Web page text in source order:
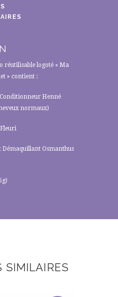
réutilisable logoté « Ma
» contient :
Henné
normaux)
Démaquillant Osmanthus
SIMILAIRES